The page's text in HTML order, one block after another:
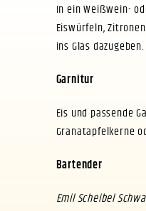
In ein Weißwein-
Eiswürfeln,
ins Glas dazugeben.
Garnitur
Eis und passende
Granatapfelkerne
Bartender
Emil Scheibel